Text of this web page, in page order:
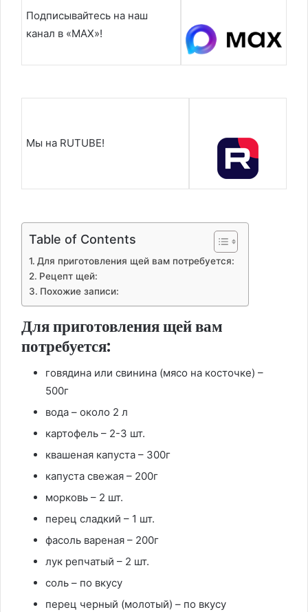
Подписывайтесь на наш
канал в «MAX»!
Мы на RUTUBE!
Table of Contents
Для приготовления щей вам потребуется:
Рецепт щей:
Похожие записи:
Для приготовления щей вам
потребуется:
говядина или свинина (мясо на косточке) –
500г
вода – около 2 л
картофель – 2-3 шт.
квашеная капуста – 300г
капуста свежая – 200г
морковь – 2 шт.
перец сладкий – 1 шт.
фасоль вареная – 200г
лук репчатый – 2 шт.
соль – по вкусу
перец черный (молотый) – по вкусу